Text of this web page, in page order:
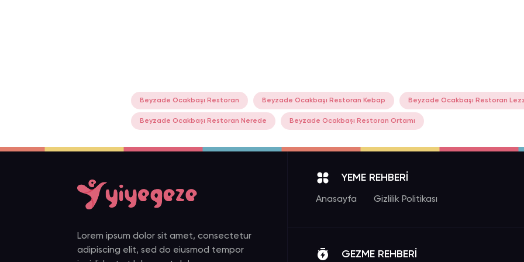
Beyzade Ocakbaşı Restoran Beyzade Ocakbaşı Restoran Kebap Beyzade Ocakbaşı Restoran
Beyzade Ocakbaşı Restoran Nerede Beyzade Ocakbaşı Restoran Ortamı
Lorem ipsum dolor sit amet, consectetur
adipiscing elit, sed do eiusmod tempor
YEME REHBERİ
Anasayfa Gizlilik Politikası
GEZME REHBERİ